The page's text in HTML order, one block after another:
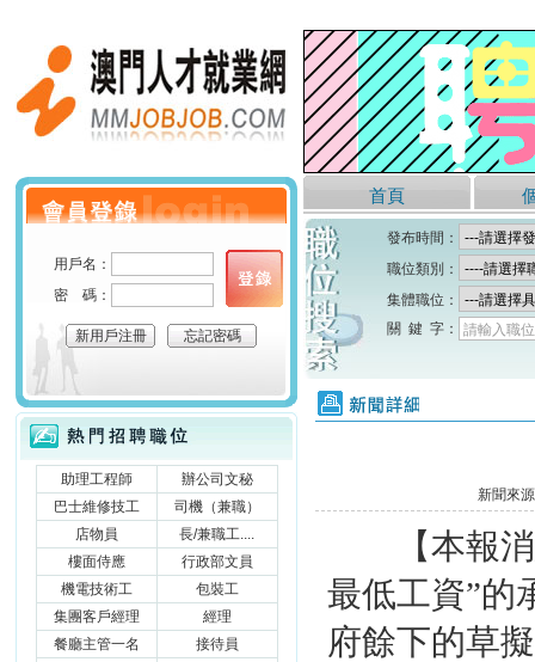
首頁
發布時間：
職位類別：
集體職位：
關 鍵 字：
請輸入職
新聞詳細
新聞來
【本報消
最低工資”的
府餘下的草
個人會員登錄
用戶名：
密 碼：
新用戶注冊 忘記密碼
熱門招聘職位
助理工程師
辦公司文秘
巴士維修技工
司機（兼職）
店物員
長/兼職工....
樓面侍應
行政部文員
機電技術工
包裝工
集團客戶經理
經理
餐廳主管一名
接待員